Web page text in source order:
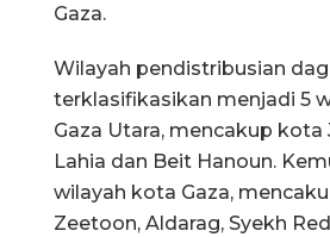
Gaza.
Wilayah pendistribusian
terklasifikasikan menjadi 5
Gaza Utara, mencakup kota
Lahia dan Beit Hanoun.
wilayah kota Gaza,
Zeetoon, Aldarag, Syekh